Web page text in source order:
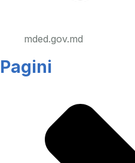
mded.gov.md
Pagini